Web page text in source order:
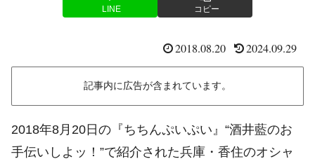
LINE コピー
2018.08.20 2024.09.29
記事内に広告が含まれています。
2018年8月20日の『ちちんぷいぷい』“酒井藍のお
手伝いしよッ！”で紹介された兵庫・香住のオシャ